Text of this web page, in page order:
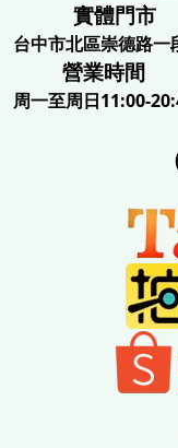
實體門市
台中市北區崇德路一
營業時間
周一至周日11:00-